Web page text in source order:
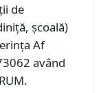
de
școală)
Af
având